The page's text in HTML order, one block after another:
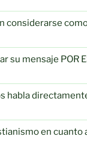
considerarse
su mensaje POR
habla
en cuanto